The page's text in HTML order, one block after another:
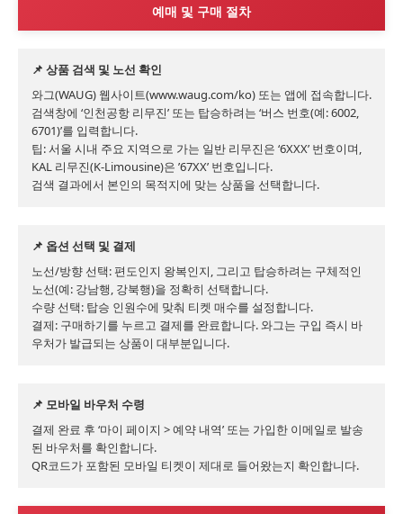
예매 및 구매 절차
📌 상품 검색 및 노선 확인
와그(WAUG) 웹사이트(www.waug.com/ko) 또는 앱에 접속합니다.
검색창에 ‘인천공항 리무진’ 또는 탑승하려는 ‘버스 번호(예: 6002,
6701)’를 입력합니다.
팁: 서울 시내 주요 지역으로 가는 일반 리무진은 ‘6XXX’ 번호이며,
KAL 리무진(K-Limousine)은 ’67XX’ 번호입니다.
검색 결과에서 본인의 목적지에 맞는 상품을 선택합니다.
📌 옵션 선택 및 결제
노선/방향 선택: 편도인지 왕복인지, 그리고 탑승하려는 구체적인
노선(예: 강남행, 강북행)을 정확히 선택합니다.
수량 선택: 탑승 인원수에 맞춰 티켓 매수를 설정합니다.
결제: 구매하기를 누르고 결제를 완료합니다. 와그는 구입 즉시 바
우처가 발급되는 상품이 대부분입니다.
📌 모바일 바우처 수령
결제 완료 후 ‘마이 페이지 > 예약 내역’ 또는 가입한 이메일로 발송
된 바우처를 확인합니다.
QR코드가 포함된 모바일 티켓이 제대로 들어왔는지 확인합니다.